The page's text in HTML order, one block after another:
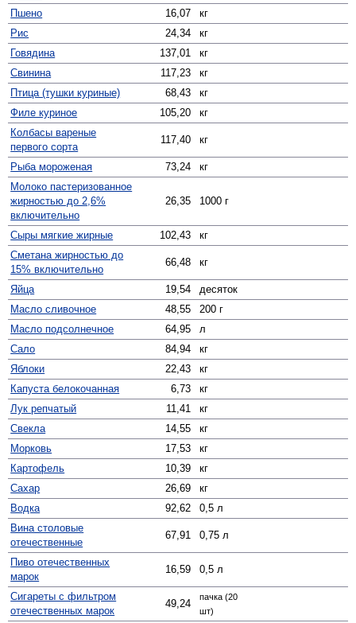
Пшено
16,07
кг
Рис
24,34
кг
Говядина
137,01
кг
Свинина
117,23
кг
Птица (тушки куриные)
68,43
кг
Филе куриное
105,20
кг
Колбасы вареные
первого сорта
117,40 кг
Рыба мороженая 73,24
кг
Молоко пастеризованное
жирностью до 2,6%
включительно
26,35 1000 г
Сыры мягкие жирные 102,43
кг
Сметана жирностью до
15% включительно
66,48 кг
Яйца 19,54
десяток
Масло сливочное
48,55
200 г
Масло подсолнечное
64,95
л
Сало
84,94
кг
Яблоки
22,43
кг
Капуста белокочанная
6,73
кг
Лук репчатый
11,41
кг
Свекла
14,55
кг
Морковь
17,53
кг
Картофель
10,39
кг
Сахар
26,69
кг
Водка
92,62
0,5 л
Вина столовые
отечественные
67,91 0,75 л
Пиво отечественных
марок
16,59 0,5 л
Сигареты с фильтром
отечественных марок
49,24
пачка (20
шт)